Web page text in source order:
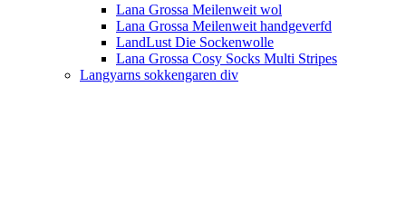
Lana Grossa Meilenweit wol
Lana Grossa Meilenweit handgeverfd
LandLust Die Sockenwolle
Lana Grossa Cosy Socks Multi Stripes
Langyarns sokkengaren div